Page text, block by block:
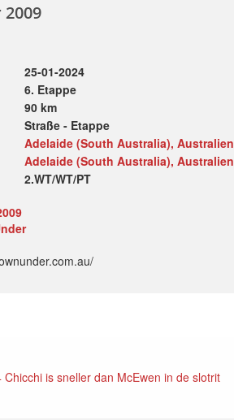
25-01-2024
6. Etappe
90 km
Straße - Etappe
Adelaide (South Australia), Australien
Adelaide (South Australia), Australien
2.WT/WT/PT
is sneller dan McEwen in de slotrit